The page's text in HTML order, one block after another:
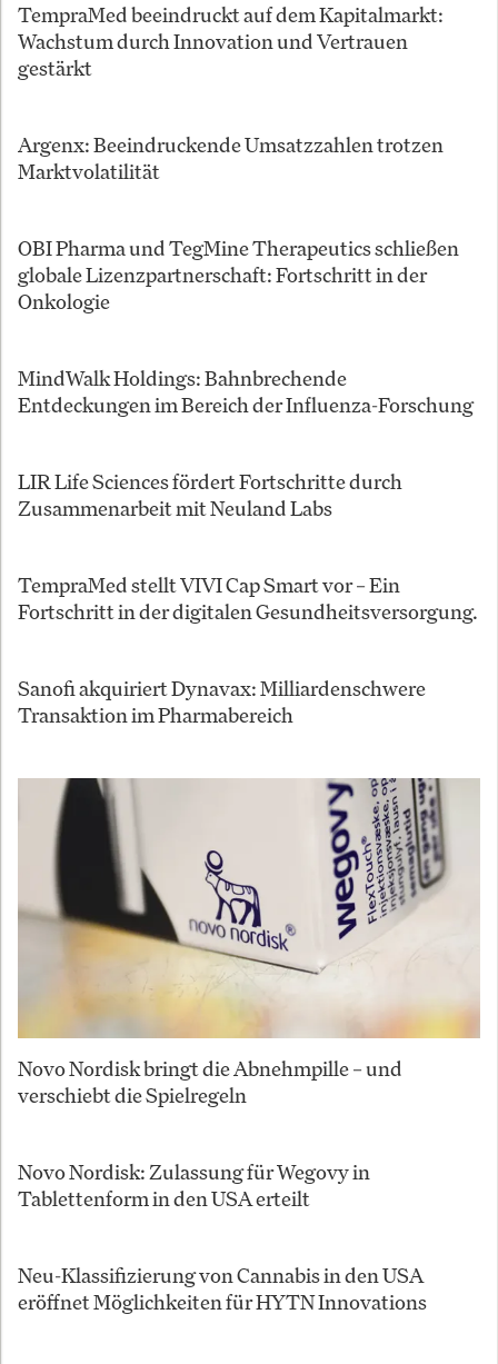
TempraMed beeindruckt auf dem Kapitalmarkt:
Wachstum durch Innovation und Vertrauen
gestärkt
Argenx: Beeindruckende Umsatzzahlen trotzen
Marktvolatilität
OBI Pharma und TegMine Therapeutics schließen
globale Lizenzpartnerschaft: Fortschritt in der
Onkologie
MindWalk Holdings: Bahnbrechende
Entdeckungen im Bereich der Influenza-Forschung
LIR Life Sciences fördert Fortschritte durch
Zusammenarbeit mit Neuland Labs
TempraMed stellt VIVI Cap Smart vor – Ein
Fortschritt in der digitalen Gesundheitsversorgung.
Sanofi akquiriert Dynavax: Milliardenschwere
Transaktion im Pharmabereich
Novo Nordisk bringt die Abnehmpille – und
verschiebt die Spielregeln
Novo Nordisk: Zulassung für Wegovy in
Tablettenform in den USA erteilt
Neu-Klassifizierung von Cannabis in den USA
eröffnet Möglichkeiten für HYTN Innovations